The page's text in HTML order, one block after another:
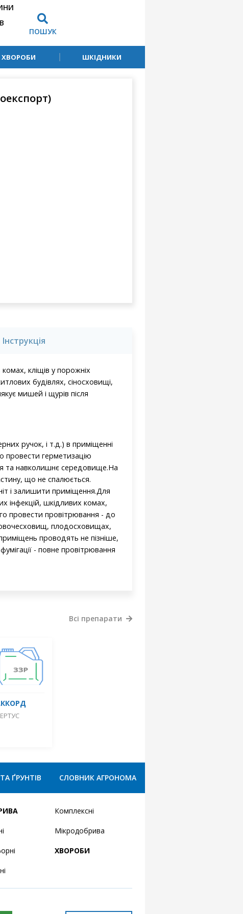
ПОШУК
ХВОРОБИ ШКІДНИКИ
Інструкція
кліщів у порожніх
будівлях, сіносховищі,
мишей і щурів після
ручок, і т.д.) в приміщенні
провести герметизацію
та навколишнє середовище.На
що не спалюється.
і залишити приміщення.Для
інфекцій, шкідливих комах,
провести провітрювання - до
плодосховищах,
проводять не пізніше,
- повне провітрювання
Всі препарати
ҐРУНТІВ СЛОВНИК АГРОНОМА
Комплексні
Мікродобрива
ХВОРОБИ